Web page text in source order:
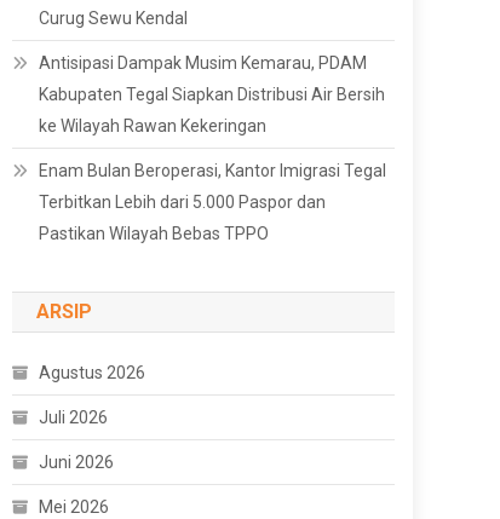
Curug Sewu Kendal
Antisipasi Dampak Musim Kemarau, PDAM
Kabupaten Tegal Siapkan Distribusi Air Bersih
ke Wilayah Rawan Kekeringan
Enam Bulan Beroperasi, Kantor Imigrasi Tegal
Terbitkan Lebih dari 5.000 Paspor dan
Pastikan Wilayah Bebas TPPO
ARSIP
Agustus 2026
Juli 2026
Juni 2026
Mei 2026